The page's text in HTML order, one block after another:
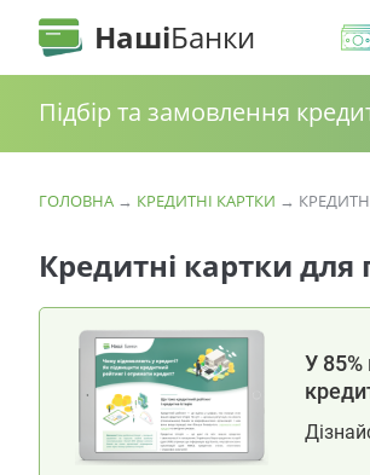
НашіБанки
Підбір та замовлення
ГОЛОВНА → КРЕДИТНІ КАРТКИ →
Кредитні картки для
У 85%